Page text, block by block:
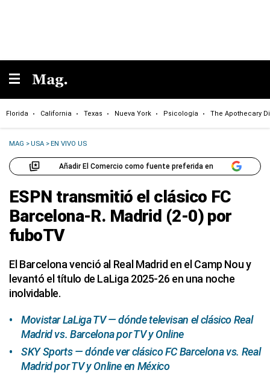
Florida California Texas Nueva York Psicología The Apothecary
MAG >USA >EN VIVO US
Añadir El Comercio como fuente preferida en
ESPN transmitió el clásico FC
Barcelona-R. Madrid (2-0) por
fuboTV
El Barcelona venció al Real Madrid en el Camp Nou y
levantó el título de LaLiga 2025-26 en una noche
inolvidable.
Movistar LaLiga TV — dónde televisan el clásico Real
Madrid vs. Barcelona por TV y Online
SKY Sports — dónde ver clásico FC Barcelona vs. Real
Madrid por TV y Online en México